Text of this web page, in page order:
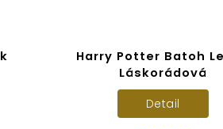
Harry Potter Batoh
Láskorádová
Detail